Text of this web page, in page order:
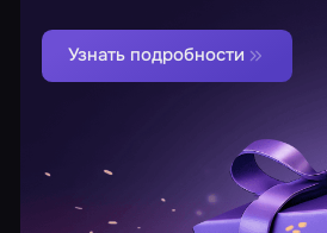
Узнать подробности